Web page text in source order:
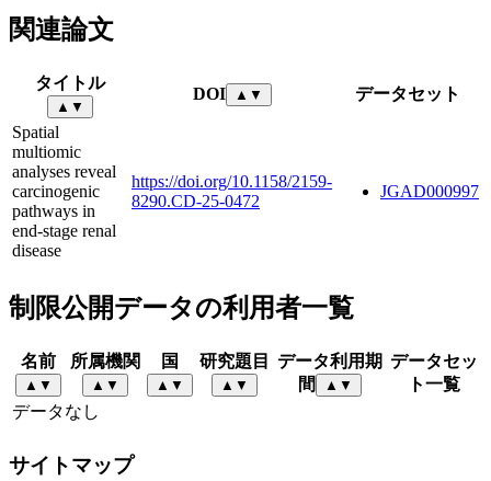
関連論文
タイトル
▲ ▼
DOI ▲ ▼ データセット
Spatial
multiomic
analyses reveal
carcinogenic
pathways in
end-stage renal
disease
https://doi.org/10.1158/2159-
8290.CD-25-0472
JGAD000997
制限公開データの利用者一覧
名前
▲ ▼
所属機関
▲ ▼
国
▲ ▼
研究題目
▲ ▼
データ利用期
間
▲ ▼
データセッ
ト一覧
データなし
サイトマップ